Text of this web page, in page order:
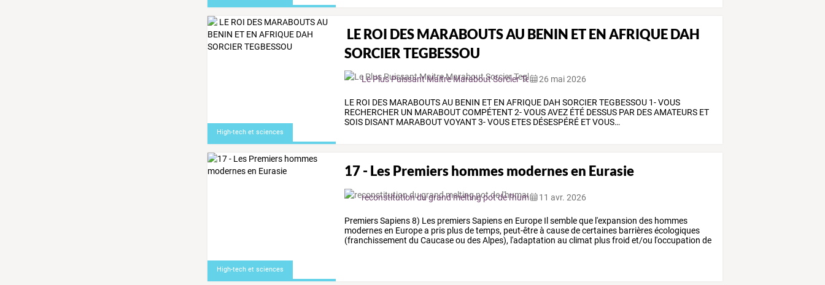
High-tech et sciences
LE ROI DES MARABOUTS AU BENIN ET EN AFRIQUE DAH
SORCIER TEGBESSOU
Le Plus Puissant Maitre Marabout Sorcier Tegbessou Medium Voyant
26 mai 2026
LE ROI DES MARABOUTSAU BENIN ET EN AFRIQUE DAH SORCIER TEGBESSOU 1-VOUS
RECHERCHER UN MARABOUTCOMPÉTENT2-VOUSAVEZ ÉTÉ DESSUS PAR DESAMATEURS ET
SOIS DISANT MARABOUTVOYANT3-VOUS ETES DÉSESPÉRÉ ETVOUS…
High-tech et sciences
17 - Les Premiers hommes modernes en Eurasie
reconstitution du grand melting pot de l'humanité11 avr. 2026
PremiersSapiens8) Les premiersSapiensen Europe Ilsembleque l'expansion des hommes
modernesen Europea pris plusdetemps, peut-êtreà causedecertaines barrièresécologiques
(franchissement du Caucaseou desAlpes), l'adaptation au climat plusfroid et/ou l'occupation de